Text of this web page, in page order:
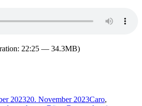
22:25 — 34.3MB)
202320. November 2023Caro,